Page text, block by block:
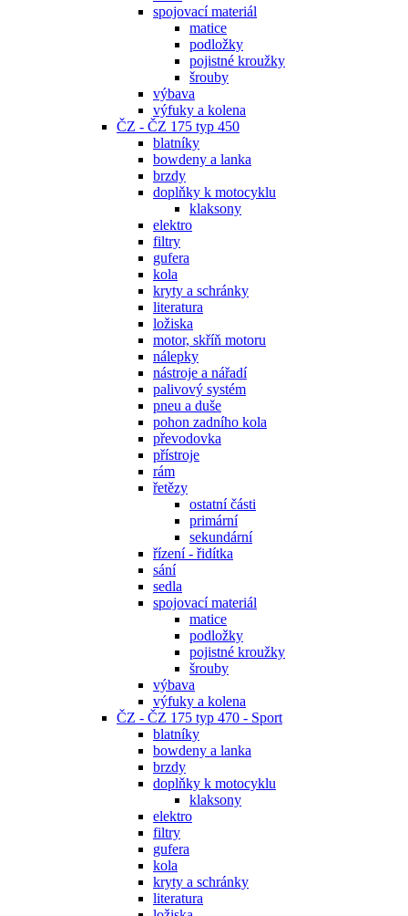
spojovací materiál
matice
podložky
pojistné kroužky
šrouby
výbava
výfuky a kolena
ČZ - ČZ 175 typ 450
blatníky
bowdeny a lanka
brzdy
doplňky k motocyklu
klaksony
elektro
filtry
gufera
kola
kryty a schránky
literatura
ložiska
motor, skříň motoru
nálepky
nástroje a nářadí
palivový systém
pneu a duše
pohon zadního kola
převodovka
přístroje
rám
řetězy
ostatní části
primární
sekundární
řízení - řidítka
sání
sedla
spojovací materiál
matice
podložky
pojistné kroužky
šrouby
výbava
výfuky a kolena
ČZ - ČZ 175 typ 470 - Sport
blatníky
bowdeny a lanka
brzdy
doplňky k motocyklu
klaksony
elektro
filtry
gufera
kola
kryty a schránky
literatura